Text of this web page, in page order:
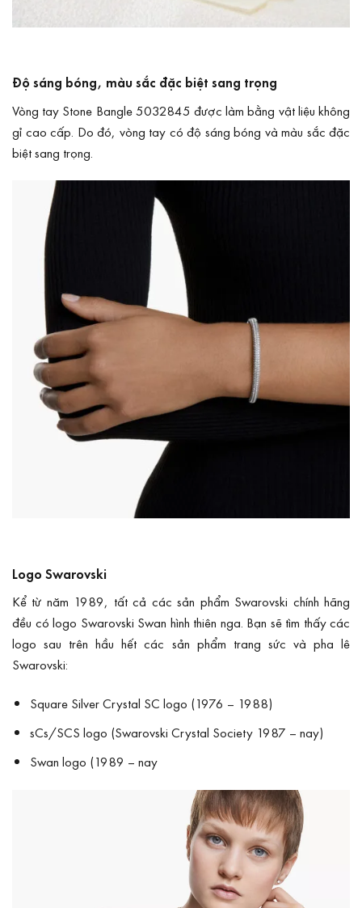
Độ sáng bóng, màu sắc đặc biệt sang trọng
Vòng tay Stone Bangle 5032845 được làm bằng vật liệu không
gỉ cao cấp. Do đó, vòng tay có độ sáng bóng và màu sắc đặc
biệt sang trọng.
Logo Swarovski
Kể từ năm 1989, tất cả các sản phẩm Swarovski chính hãng
đều có logo Swarovski Swan hình thiên nga. Bạn sẽ tìm thấy các
logo sau trên hầu hết các sản phẩm trang sức và pha lê
Swarovski:
Square Silver Crystal SC logo (1976 – 1988)
sCs/SCS logo (Swarovski Crystal Society 1987 – nay)
Swan logo (1989 – nay